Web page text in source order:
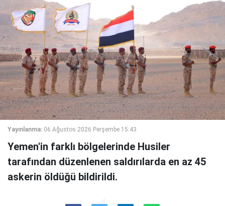
Yayınlanma: 06 Ağustos 2026 Perşembe 15:43
Yemen'in farklı bölgelerinde Husiler
tarafından düzenlenen saldırılarda en az 45
askerin öldüğü bildirildi.